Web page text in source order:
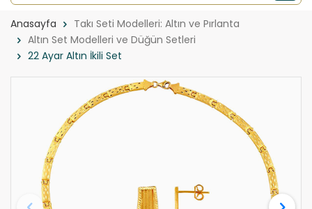
Anasayfa
Takı Seti Modelleri: Altın ve Pırlanta
Altın Set Modelleri ve Düğün Setleri
22 Ayar Altın İkili Set